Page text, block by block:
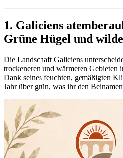
1. Galiciens
Grüne Hügel und
Die Landschaft Galiciens
trockeneren und wärmeren Gebieten
Dank seines feuchten, gemäßigten
Jahr über grün, was ihr den